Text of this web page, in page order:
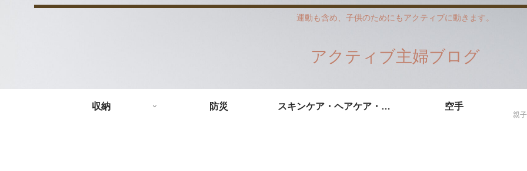
運動も含め、子供のためにもアクティブに動きます。
アクティブ主婦ブログ
収納 防災 スキンケア・ヘアケア・ダイエット 空手